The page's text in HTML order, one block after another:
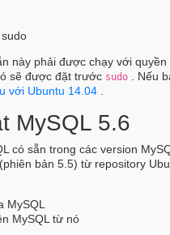
này phải được chạy với
sẽ được đặt trước sudo . Nếu
với Ubuntu 14.04
MySQL 5.6
có sẵn trong các version
bản 5.5) từ repository
MySQL
MySQL từ nó